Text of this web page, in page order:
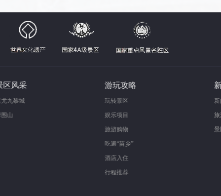
景区风采
蚩尤九黎城
摩围山
游玩攻略
玩转景区
娱乐项目
旅游购物
吃遍“苗乡”
酒店入住
行程推荐